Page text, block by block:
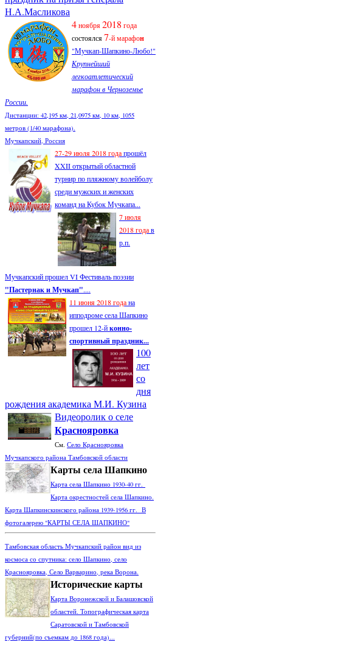
Н.А.Масликова
4ноября2018 года
состоялся7-й марафон
"Мучкап-Шапкино-Любо!"
Крупнейший
легкоатлетический
марафон в Черноземье
России.
Дистанции: 42,195 км, 21,0975 км, 10 км, 1055
метров (1/40 марафона).
Мучкапский, Россия
27-29 июля 2018 годапрошёл
XXII открытый областной
турнир по пляжному волейболу
среди мужских и женских
команд на Кубок Мучкапа...
7 июля
2018 годав
р.п.
Мучкапский прошел VI Фестиваль поэзии
"Пастернак и Мучкап"....
11 июня 2018 годана
ипподроме села Шапкино
прошел 12-йконно-
спортивный праздник...
100
лет
со
дня
рождения академика М.И. Кузина
Видеоролик о селе
Краснояровка
См. Село Краснояровка
Мучкапского района Тамбовской области
Карты села Шапкино
Карта села Шапкино 1930-40 гг.
Карта окрестностей села Шапкино.
Карта Шапкинскинского района 1939-1956 гг. В
фотогалерею "КАРТЫ СЕЛА ШАПКИНО"
Тамбовская область Мучкапский район вид из
космоса со спутника: село Шапкино, село
Краснояровка, Село Варварино, река Ворона.
Исторические карты
Карта Воронежской и Балашовской
областей. Топографическая карта
Саратовской и Тамбовской
губерний(по съемкам до 1868 года)...